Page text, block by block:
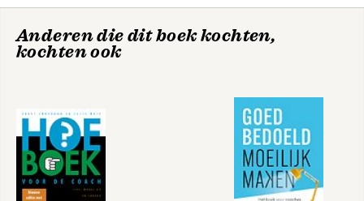
Werkbladenoverzicht
Anderen die dit boek kochten,
kochten ook